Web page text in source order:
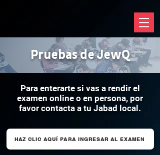
Pruebas de JewQ
Para enterarte si vas a rendir el
examen online o en persona, por
favor contacta a tu Jabad local.
HAZ CLIC AQUÍ PARA INGRESAR AL EXAMEN